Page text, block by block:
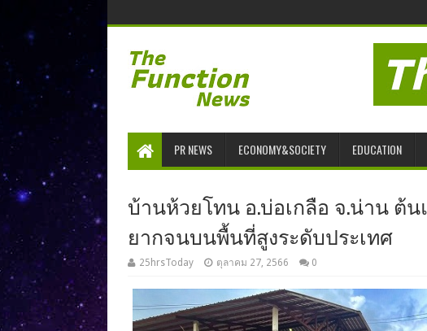
PR NEWS ECONOMY&SOCIETY EDUCATION
บ้านห้วยโทน อ.บ่อเกลือ จ.น่าน
ยากจนบนพื้นที่สูงระดับประเทศ
25hrsToday ตุลาคม 27, 2566 0